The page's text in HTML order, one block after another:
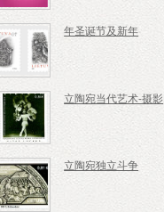
年圣诞节及新年
立陶宛当代艺术-摄影
立陶宛独立斗争